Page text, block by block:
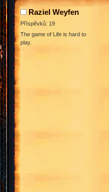
Raziel Weyfen
Příspěvků: 19
The game of Life is hard to
play.